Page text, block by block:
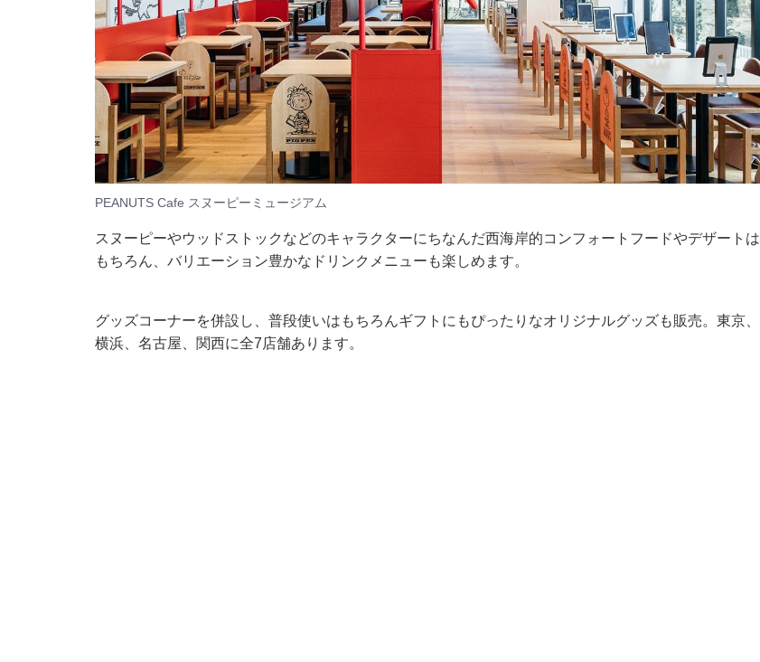
PEANUTS Cafe スヌーピーミュージアム
スヌーピーやウッドストックなどのキャラクターにちなんだ西海岸的コンフォートフードやデザートは
もちろん、バリエーション豊かなドリンクメニューも楽しめます。
グッズコーナーを併設し、普段使いはもちろんギフトにもぴったりなオリジナルグッズも販売。東京、
横浜、名古屋、関西に全7店舗あります。